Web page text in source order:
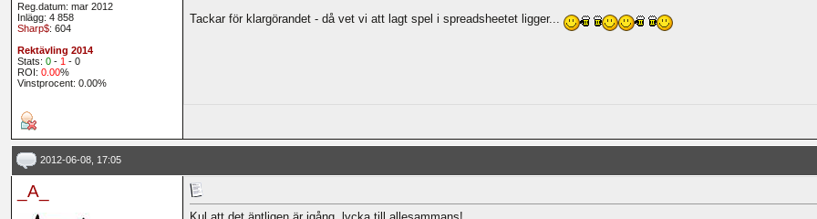
Reg.datum: mar 2012
Inlägg: 4 858
Sharp$: 604
Rektävling 2014
Stats: 0- 1 - 0
ROI: 0.00%
Vinstprocent: 0.00%
Tackar för klargörandet - då vet vi att lagt spel i spreadsheetet ligger...
2012-06-08, 17:05
_A_